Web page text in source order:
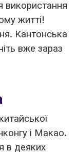
використання
житті!
Кантонська
вже зараз
і Макао.
в деяких